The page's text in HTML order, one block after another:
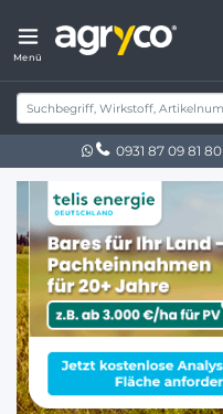
Menü
0931 87 09 81 80